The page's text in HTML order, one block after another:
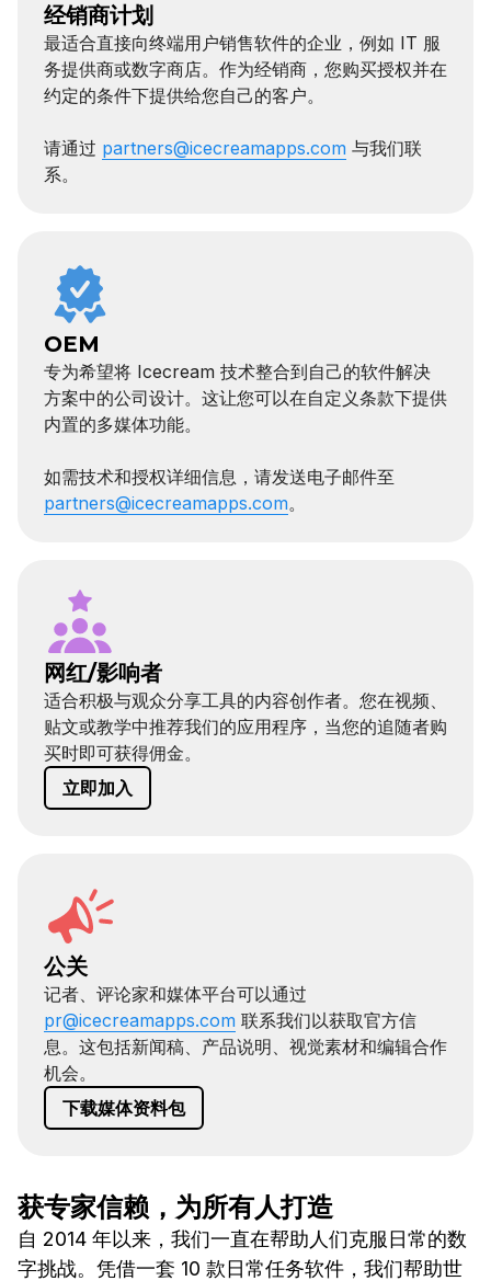
经销商计划
最适合直接向终端用户销售软件的企业，例如 IT 服
务提供商或数字商店。作为经销商，您购买授权并在
约定的条件下提供给您自己的客户。
请通过 partners@icecreamapps.com 与我们联
系。
OEM
专为希望将 Icecream 技术整合到自己的软件解决
方案中的公司设计。这让您可以在自定义条款下提供
内置的多媒体功能。
如需技术和授权详细信息，请发送电子邮件至
partners@icecreamapps.com。
网红/影响者
适合积极与观众分享工具的内容创作者。您在视频、
贴文或教学中推荐我们的应用程序，当您的追随者购
买时即可获得佣金。
立即加入
公关
记者、评论家和媒体平台可以通过
pr@icecreamapps.com 联系我们以获取官方信
息。这包括新闻稿、产品说明、视觉素材和编辑合作
机会。
下载媒体资料包
获专家信赖，为所有人打造
自 2014 年以来，我们一直在帮助人们克服日常的数
字挑战。凭借一套 10 款日常任务软件，我们帮助世